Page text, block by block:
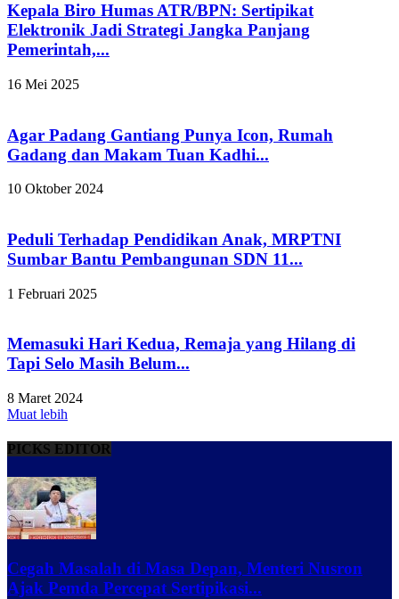
Kepala Biro Humas ATR/BPN: Sertipikat
Elektronik Jadi Strategi Jangka Panjang
Pemerintah,...
16 Mei 2025
Agar Padang Gantiang Punya Icon, Rumah
Gadang dan Makam Tuan Kadhi...
10 Oktober 2024
Peduli Terhadap Pendidikan Anak, MRPTNI
Sumbar Bantu Pembangunan SDN 11...
1 Februari 2025
Memasuki Hari Kedua, Remaja yang Hilang di
Tapi Selo Masih Belum...
8 Maret 2024
Muat lebih
PICKS EDITOR
Cegah Masalah di Masa Depan, Menteri Nusron
Ajak Pemda Percepat Sertipikasi...